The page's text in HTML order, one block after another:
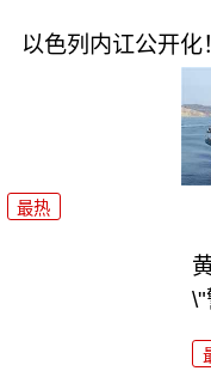
以色列内讧公开
最热
\"